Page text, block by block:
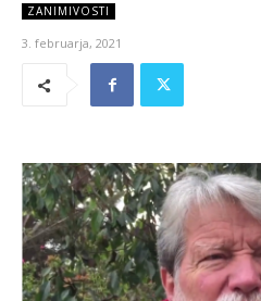
ZANIMIVOSTI
3. februarja, 2021